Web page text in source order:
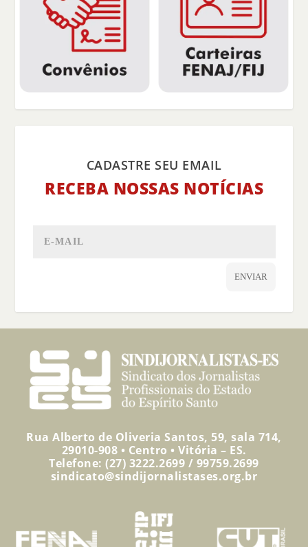
CADASTRE SEU EMAIL
RECEBA NOSSAS NOTÍCIAS
ENVIAR
Rua Alberto de Oliveria Santos, 59, sala 714,
29010-908 • Centro • Vitória – ES.
Telefone: (27) 3222.2699 / 99759.2699
sindicato@sindijornalistases.org.br